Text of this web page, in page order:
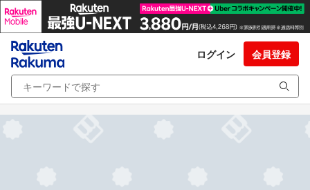
ログイン 会員登録